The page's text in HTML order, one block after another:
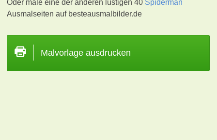
Oder male eine der anderen lustigen 40 Spiderman
Ausmalseiten auf besteausmalbilder.de
Malvorlage ausdrucken